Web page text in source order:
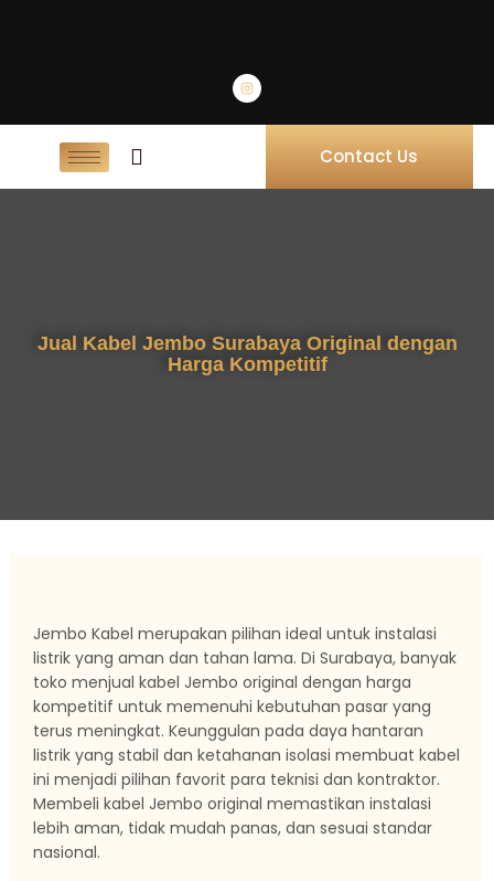
Contact Us
Jual Kabel Jembo Surabaya Original dengan
Harga Kompetitif
Jembo Kabel merupakan pilihan ideal untuk instalasi
listrik yang aman dan tahan lama. Di Surabaya, banyak
toko menjual kabel Jembo original dengan harga
kompetitif untuk memenuhi kebutuhan pasar yang
terus meningkat. Keunggulan pada daya hantaran
listrik yang stabil dan ketahanan isolasi membuat kabel
ini menjadi pilihan favorit para teknisi dan kontraktor.
Membeli kabel Jembo original memastikan instalasi
lebih aman, tidak mudah panas, dan sesuai standar
nasional.